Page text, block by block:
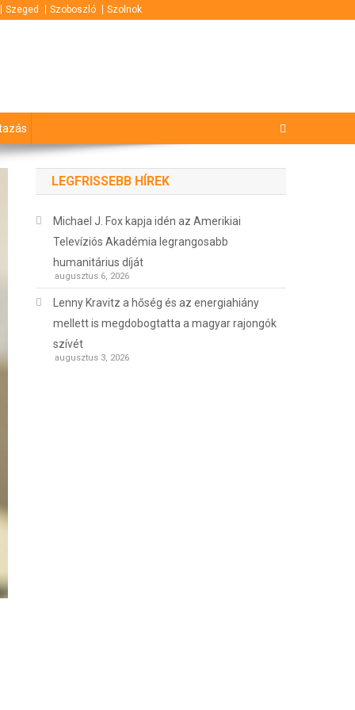
Szeged Szoboszló Szolnok
LEGFRISSEBB HÍREK
Michael J. Fox kapja idén az Amerikiai
Televíziós Akadémia legrangosabb
humanitárius díját
augusztus 6, 2026
Lenny Kravitz a hőség és az energiahiány
mellett is megdobogtatta a magyar rajongók
szívét
augusztus 3, 2026